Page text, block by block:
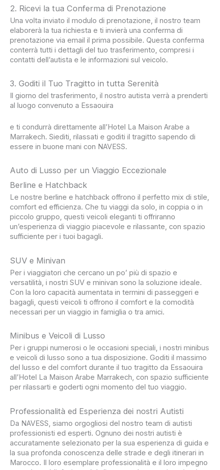
2. Ricevi la tua Conferma di Prenotazione
Una volta inviato il modulo di prenotazione, il nostro team
elaborerà la tua richiesta e ti invierà una conferma di
prenotazione via email il prima possibile. Questa conferma
conterrà tutti i dettagli del tuo trasferimento, compresi i
contatti dell’autista e le informazioni sul veicolo.
3. Goditi il Tuo Tragitto in tutta Serenità
Il giorno del trasferimento, il nostro autista verrà a prenderti
al luogo convenuto a Essaouira
e ti condurrà direttamente all’Hotel La Maison Arabe a
Marrakech. Siediti, rilassati e goditi il tragitto sapendo di
essere in buone mani con NAVESS.
Auto di Lusso per un Viaggio Eccezionale
Berline e Hatchback
Le nostre berline e hatchback offrono il perfetto mix di stile,
comfort ed efficienza. Che tu viaggi da solo, in coppia o in
piccolo gruppo, questi veicoli eleganti ti offriranno
un’esperienza di viaggio piacevole e rilassante, con spazio
sufficiente per i tuoi bagagli.
SUV e Minivan
Per i viaggiatori che cercano un po’ più di spazio e
versatilità, i nostri SUV e minivan sono la soluzione ideale.
Con la loro capacità aumentata in termini di passeggeri e
bagagli, questi veicoli ti offrono il comfort e la comodità
necessari per un viaggio in famiglia o tra amici.
Minibus e Veicoli di Lusso
Per i gruppi numerosi o le occasioni speciali, i nostri minibus
e veicoli di lusso sono a tua disposizione. Goditi il massimo
del lusso e del comfort durante il tuo tragitto da Essaouira
all’Hotel La Maison Arabe Marrakech, con spazio sufficiente
per rilassarti e goderti ogni momento del tuo viaggio.
Professionalità ed Esperienza dei nostri Autisti
Da NAVESS, siamo orgogliosi del nostro team di autisti
professionisti ed esperti. Ognuno dei nostri autisti è
accuratamente selezionato per la sua esperienza di guida e
la sua profonda conoscenza delle strade e degli itinerari in
Marocco. Il loro esemplare professionalità e il loro impegno